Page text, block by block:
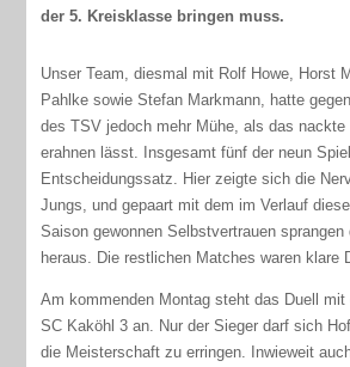
der 5. Kreisklasse bringen muss.
Unser Team, diesmal mit Rolf Howe, Horst
Pahlke sowie Stefan Markmann, hatte
des TSV jedoch mehr Mühe, als das
erahnen lässt. Insgesamt fünf der neun
Entscheidungssatz. Hier zeigte sich die
Jungs, und gepaart mit dem im Verlauf
Saison gewonnen Selbstvertrauen
heraus. Die restlichen Matches waren klare
Am kommenden Montag steht das Duell mit
SC Kaköhl 3 an. Nur der Sieger darf sich
die Meisterschaft zu erringen. Inwieweit